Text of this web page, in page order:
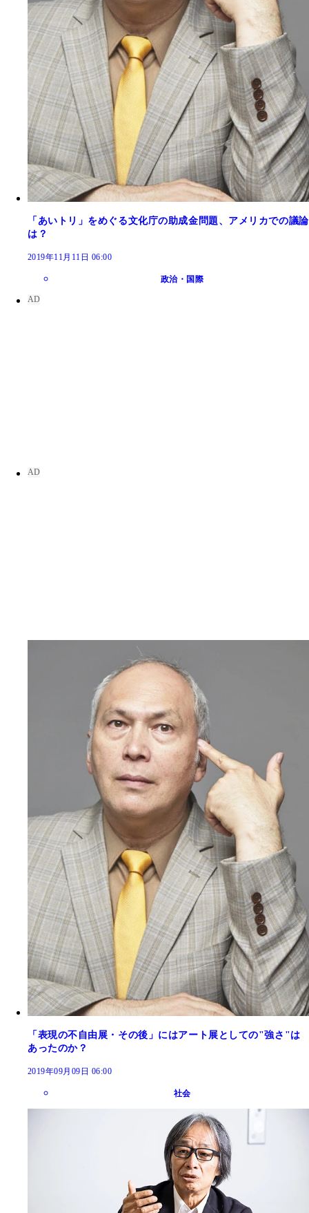
「あいトリ」をめぐる文化庁の助成金問題、アメリカでの議論
は？
2019年11月11日 06:00
政治・国際
「表現の不自由展・その後」にはアート展としての"強さ"は
あったのか？
2019年09月09日 06:00
社会